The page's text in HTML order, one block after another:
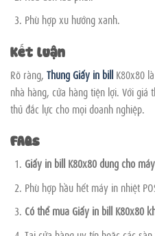
Phù hợp xu hướng xanh.
Kết luận
Rõ ràng, Thùng Giấy in bill K80x80
nhà hàng, cửa hàng tiện lợi. Với
thủ đắc lực cho mọi doanh nghiệp.
FAQs
Giấy in bill K80x80 dùng cho
Phù hợp hầu hết máy in nhiệt
Có thể mua Giấy in bill K80x80